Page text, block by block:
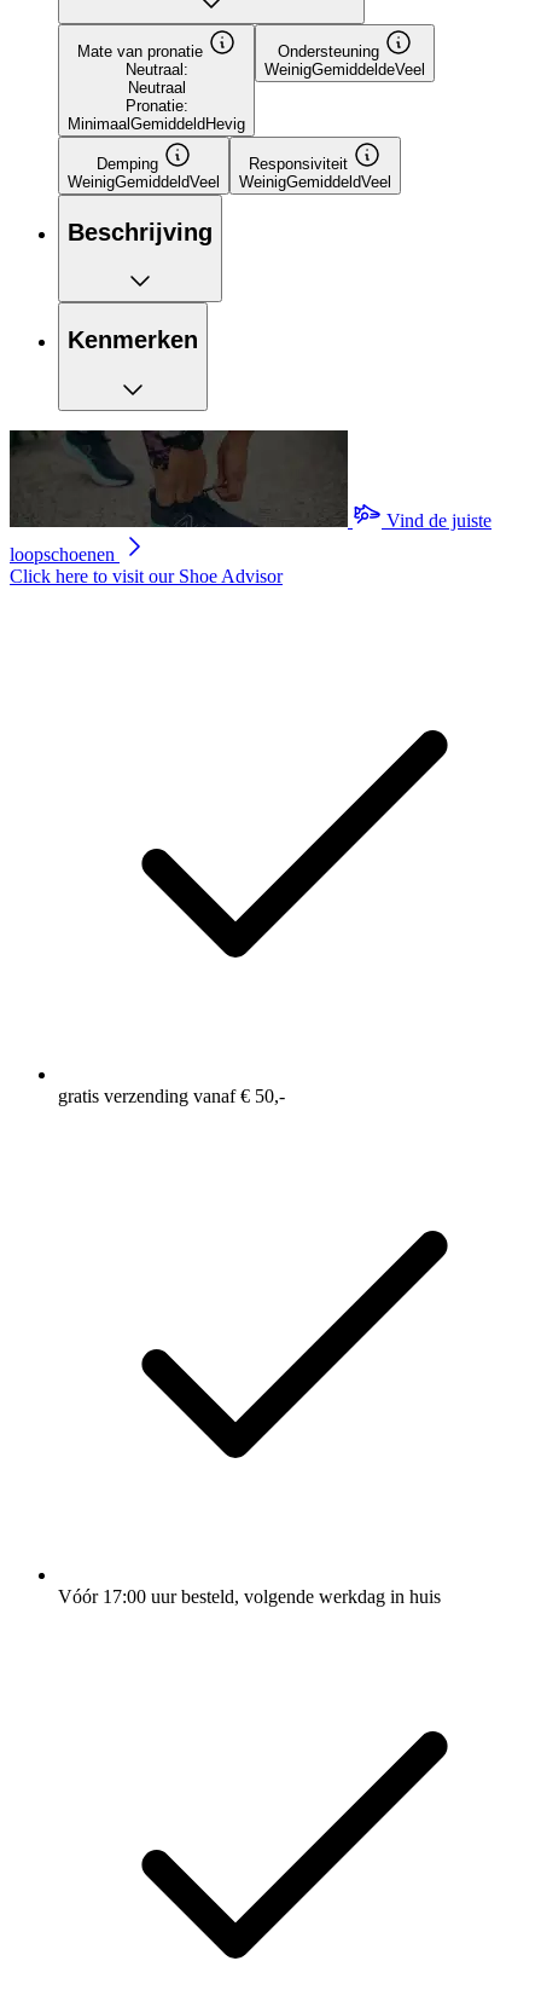
Mate van pronatie
Neutraal:
Neutraal
Pronatie:
MinimaalGemiddeld Hevig
Ondersteuning
WeinigGemiddeldeVeel
Demping
WeinigGemiddeldVeel
Responsiviteit
WeinigGemiddeldVeel
Beschrijving
Kenmerken
Vind de juiste
loopschoenen
Click here to visit our Shoe Advisor
gratis verzending vanaf € 50,-
Vóór 17:00 uur besteld, volgende werkdag in huis